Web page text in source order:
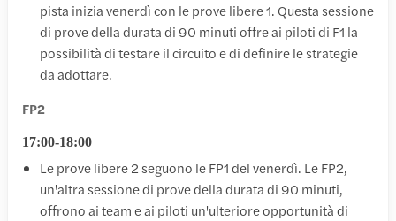
pista inizia venerdì con le prove libere 1. Questa sessione
di prove della durata di 90 minuti offre ai piloti di F1 la
possibilità di testare il circuito e di definire le strategie
da adottare.
FP2
17:00-18:00
Le prove libere 2 seguono le FP1 del venerdì. Le FP2,
un'altra sessione di prove della durata di 90 minuti,
offrono ai team e ai piloti un'ulteriore opportunità di